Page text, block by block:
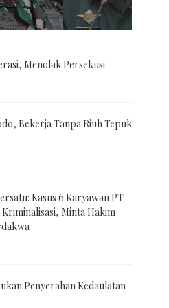
Menolak Persekusi
Bekerja Tanpa Riuh Tepuk
Kasus 6 Karyawan PT
Kriminalisasi, Minta Hakim
Penyerahan Kedaulatan